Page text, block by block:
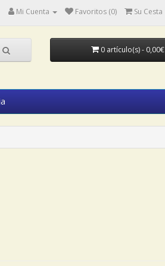
Mi Cuenta Favoritos (0) Su Cesta
0 artículo(s) - 0,00€